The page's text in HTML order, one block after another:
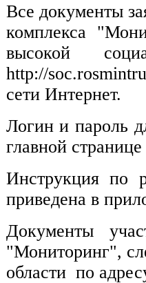
Все документы
комплекса
высокой
http://
сети Интернет.
Логин и пароль
главной
Инструкция по
приведена в
Документы
"Мониторинг",
области по